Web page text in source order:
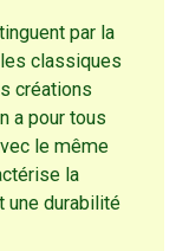
par la
classiques
créations
a pour tous
le même
la
durabilité